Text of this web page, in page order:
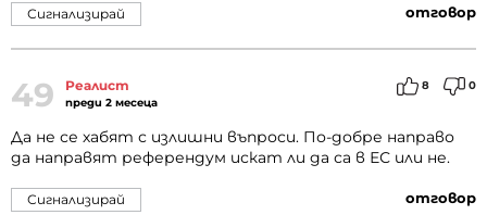
отговор
Сигнализирай
49 Реалист
преди 2 месеца
8 0
Да не се хабят с излишни въпроси. По-добре направо
да направят референдум искат ли да са в ЕС или не.
отговор
Сигнализирай